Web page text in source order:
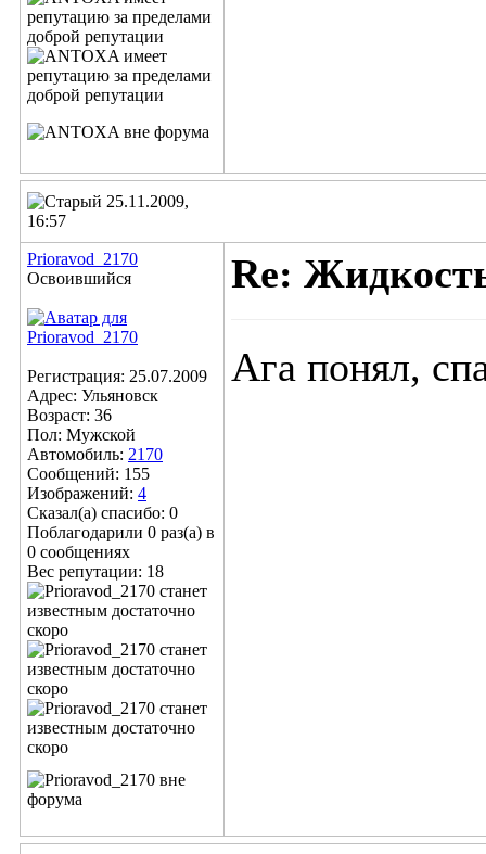
25.11.2009,
16:57
Prioravod_2170
Освоившийся
Регистрация: 25.07.2009
Адрес: Ульяновск
Возраст: 36
Пол: Мужской
Автомобиль: 2170
Сообщений: 155
Изображений: 4
Сказал(а) спасибо: 0
Поблагодарили 0 раз(а) в
0 сообщениях
Вес репутации: 18
Re:
Ага понял,